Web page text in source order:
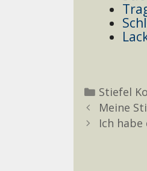
Stiefel
Meine
Ich